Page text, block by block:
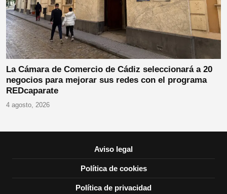
La Cámara de Comercio de Cádiz seleccionará a 20
negocios para mejorar sus redes con el programa
REDcaparate
4 agosto, 2026
Aviso legal
Política de cookies
Política de privacidad